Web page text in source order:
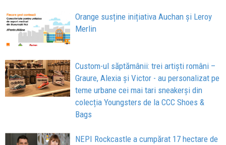
Orange susține inițiativa Auchan și Leroy
Merlin
Custom-ul săptămânii: trei artiști români –
Graure, Alexia și Victor - au personalizat pe
teme urbane cei mai tari sneakerși din
colecția Youngsters de la CCC Shoes &
Bags
NEPI Rockcastle a cumpărat 17 hectare de